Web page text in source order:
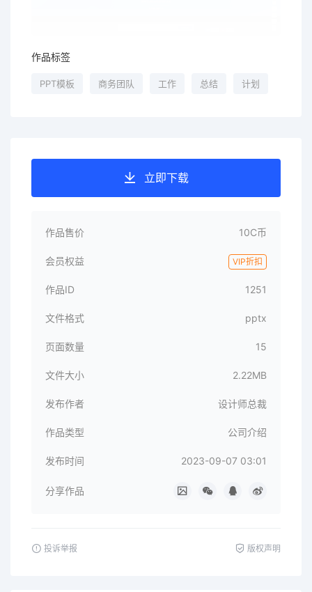
作品标签
PPT模板 商务团队 工作 总结 计划
立即下载
作品售价 10C币
会员权益 VIP折扣
作品ID 1251
文件格式 pptx
页面数量 15
文件大小 2.22MB
发布作者 设计师总裁
作品类型 公司介绍
发布时间 2023-09-07 03:01
分享作品
投诉举报 版权声明